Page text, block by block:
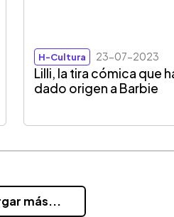
H-Cultura 23-07-2023
Lilli, la tira cómica que
dado origen a Barbie
más...